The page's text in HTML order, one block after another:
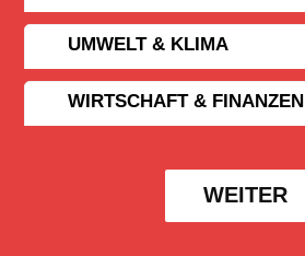
UMWELT & KLIMA
WIRTSCHAFT & FINANZEN
WEITER